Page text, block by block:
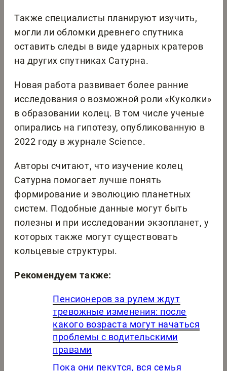
Также специалисты планируют изучить,
могли ли обломки древнего спутника
оставить следы в виде ударных кратеров
на других спутниках Сатурна.
Новая работа развивает более ранние
исследования о возможной роли «Куколки»
в образовании колец. В том числе ученые
опирались на гипотезу, опубликованную в
2022 году в журнале Science.
Авторы считают, что изучение колец
Сатурна помогает лучше понять
формирование и эволюцию планетных
систем. Подобные данные могут быть
полезны и при исследовании экзопланет, у
которых также могут существовать
кольцевые структуры.
Рекомендуем также:
Пенсионеров за рулем ждут
тревожные изменения: после
какого возраста могут начаться
проблемы с водительскими
правами
Пока они пекутся, вся семья